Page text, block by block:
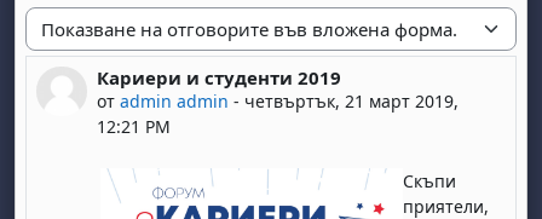
Начин на показване
Кариери и студенти 2019
от admin admin - четвъртък, 21 март 2019,
12:21 PM
Number of replies: 0
Скъпи
приятели,